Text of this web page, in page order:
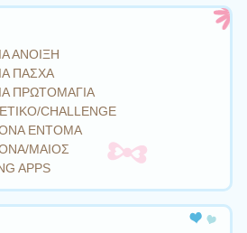
ΑΝΟΙΞΗ
ΠΑΣΧΑ
ΠΡΩΤΟΜΑΓΙΑ
CHALLENGE
ΕΝΤΟΜΑ
ΜΑΙΟΣ
APPS